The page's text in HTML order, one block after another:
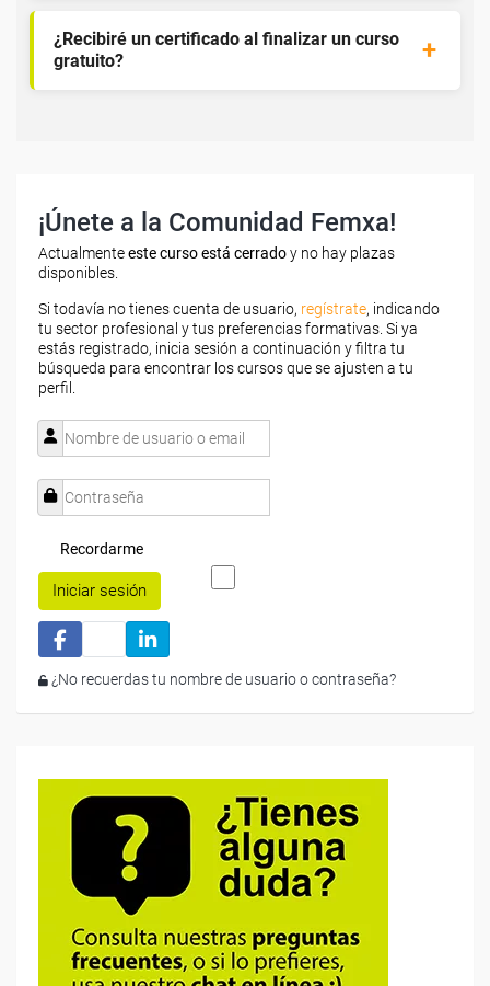
¿Recibiré un certificado al finalizar un curso
gratuito?
¡Únete a la Comunidad Femxa!
Actualmenteeste curso está cerradoy no hay plazas
disponibles.
Si todavía no tienes cuenta de usuario, regístrate, indicando
tu sector profesional y tus preferencias formativas. Si ya
estás registrado, inicia sesión a continuación y filtra tu
búsqueda para encontrar los cursos que se ajusten a tu
perfil.
Recordarme
Iniciar sesión
¿No recuerdas tu nombre de usuario o contraseña?